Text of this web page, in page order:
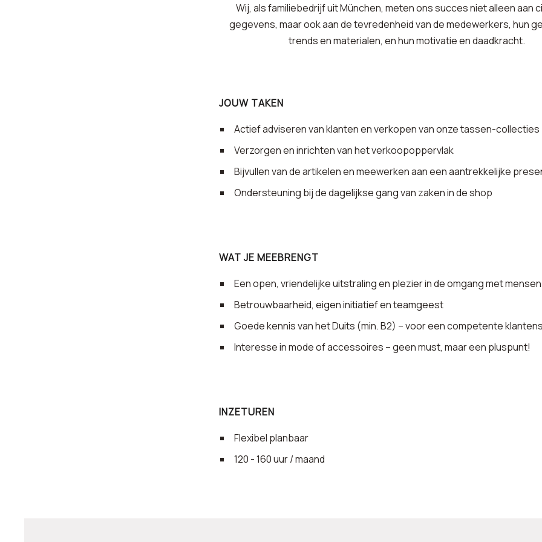
Wij, als familiebedrijf uit München, meten ons succes niet alleen aan
gegevens, maar ook aan de tevredenheid van de medewerkers, hun
trends en materialen, en hun motivatie en daadkracht.
JOUW TAKEN
Actief adviseren van klanten en verkopen van onze tassen-collecties
Verzorgen en inrichten van het verkoopoppervlak
Bijvullen van de artikelen en meewerken aan een aantrekkelijke
Ondersteuning bij de dagelijkse gang van zaken in de shop
WAT JE MEEBRENGT
Een open, vriendelijke uitstraling en plezier in de omgang met mensen
Betrouwbaarheid, eigen initiatief en teamgeest
Goede kennis van het Duits (min. B2) – voor een competente
Interesse in mode of accessoires – geen must, maar een pluspunt!
INZETUREN
Flexibel planbaar
120 - 160 uur / maand